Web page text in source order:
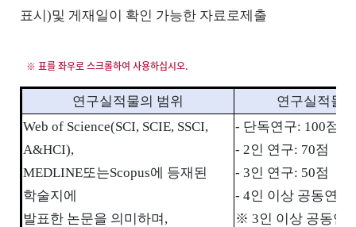
표시)및 게재일이 확인 가능한 자료로제출
연구실적물의 범위
연구실적물
Web of Science(SCI, SCIE, SSCI,
A&HCI),
MEDLINE또는Scopus에 등재된
학술지에
발표한 논문을 의미하며 ,
- 단독연구: 100점
- 2인 연구: 70점
- 3인 연구: 50점
- 4인 이상 공동연구
※ 3인 이상 공동연